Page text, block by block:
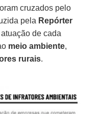
cruzados pelo
pela Repórter
de cada
meio ambiente,
rurais.